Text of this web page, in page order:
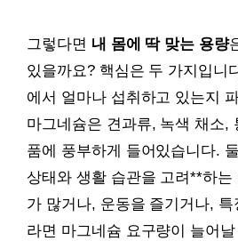
그렇다면 내 몸에 딱 맞는 용량
있을까요? 핵심은 두 가지입니
에서 얼마나 섭취하고 있는지
마그네슘은 견과류, 녹색 채소,
품에 풍부하게 들어있습니다.
상태와 생활 습관을 고려**하
가 많거나, 운동을 즐기거나, 특
라면 마그네슘 요구량이 늘어